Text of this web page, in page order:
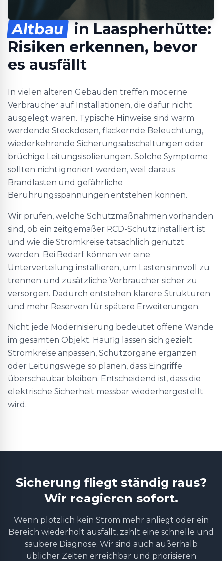
Altbau
in Laaspherhütte:
Risiken erkennen, bevor
es ausfällt
In vielen älteren Gebäuden treffen moderne
Verbraucher auf Installationen, die dafür nicht
ausgelegt waren. Typische Hinweise sind warm
werdende Steckdosen, flackernde Beleuchtung,
wiederkehrende Sicherungsabschaltungen oder
brüchige Leitungsisolierungen. Solche Symptome
sollten nicht ignoriert werden, weil daraus
Brandlasten und gefährliche
Berührungsspannungen entstehen können.
Wir prüfen, welche Schutzmaßnahmen vorhanden
sind, ob ein zeitgemäßer RCD-Schutz installiert ist
und wie die Stromkreise tatsächlich genutzt
werden. Bei Bedarf können wir eine
Unterverteilung installieren, um Lasten sinnvoll zu
trennen und zusätzliche Verbraucher sicher zu
versorgen. Dadurch entstehen klarere Strukturen
und mehr Reserven für spätere Erweiterungen.
Nicht jede Modernisierung bedeutet offene Wände
im gesamten Objekt. Häufig lassen sich gezielt
Stromkreise anpassen, Schutzorgane ergänzen
oder Leitungswege so planen, dass Eingriffe
überschaubar bleiben. Entscheidend ist, dass die
elektrische Sicherheit messbar wiederhergestellt
wird.
Sicherung fliegt ständig raus?
Wir reagieren sofort.
Wenn plötzlich kein Strom mehr anliegt oder ein
Bereich wiederholt ausfällt, zählt eine schnelle und
saubere Diagnose. Wir sind auch außerhalb
üblicher Zeiten erreichbar und priorisieren